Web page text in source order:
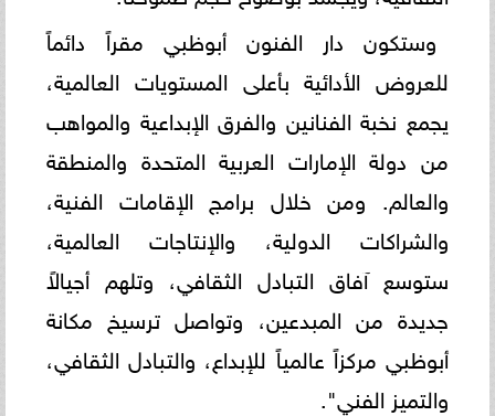
وستكون دار الفنون أبوظبي مقراً دائماً
للعروض الأدائية بأعلى المستويات العالمية،
يجمع نخبة الفنانين والفرق الإبداعية والمواهب
من دولة الإمارات العربية المتحدة والمنطقة
والعالم. ومن خلال برامج الإقامات الفنية،
والشراكات الدولية، والإنتاجات العالمية،
ستوسع آفاق التبادل الثقافي، وتلهم أجيالاً
جديدة من المبدعين، وتواصل ترسيخ مكانة
أبوظبي مركزاً عالمياً للإبداع، والتبادل الثقافي،
والتميز الفني".